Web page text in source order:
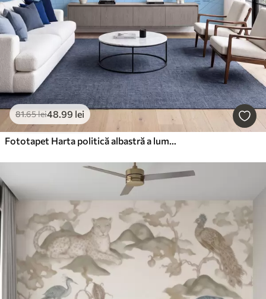
81.65lei48.99 lei
Fototapet Harta politică albastră a lumii cu steaguri, în limba engleză